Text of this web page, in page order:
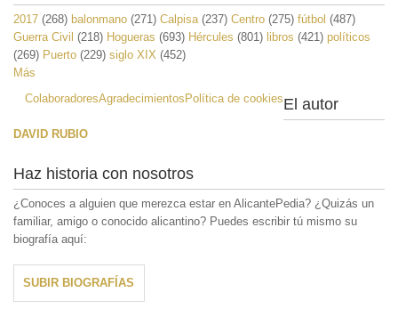
2017 (268) balonmano (271) Calpisa(237) Centro (275) fútbol (487)
Guerra Civil (218) Hogueras (693) Hércules (801) libros (421) políticos
(269) Puerto (229) siglo XIX (452)
Más
ColaboradoresAgradecimientosPolítica de cookiesEl autor
DAVID RUBIO
Haz historia con nosotros
¿Conoces a alguien que merezca estar en AlicantePedia? ¿Quizás un
familiar, amigo o conocido alicantino? Puedes escribir tú mismo su
biografía aquí:
SUBIR BIOGRAFÍAS